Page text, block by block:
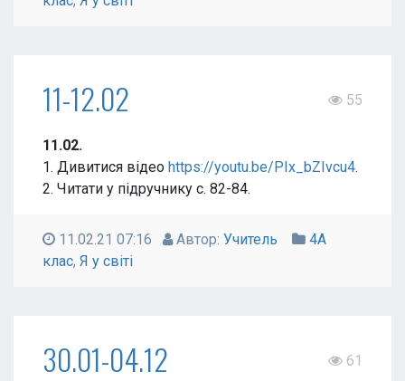
11-12.02 55
11.02.
1. Дивитися відео https://youtu.be/PIx_bZIvcu4.
2. Читати у підручнику с. 82-84.
11.02.21 07:16 Автор: Учитель
4А
клас, Я у світі
30.01-04.12 61